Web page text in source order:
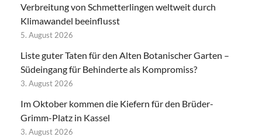
Verbreitung von Schmetterlingen weltweit durch
Klimawandel beeinflusst
5. August 2026
Liste guter Taten für den Alten Botanischer Garten –
Südeingang für Behinderte als Kompromiss?
3. August 2026
Im Oktober kommen die Kiefern für den Brüder-
Grimm-Platz in Kassel
3. August 2026